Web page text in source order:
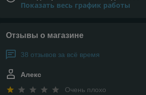
Показать весь график работы
Отзывы о магазине
38 отзывов за всё время
Алекс
Очень плохо